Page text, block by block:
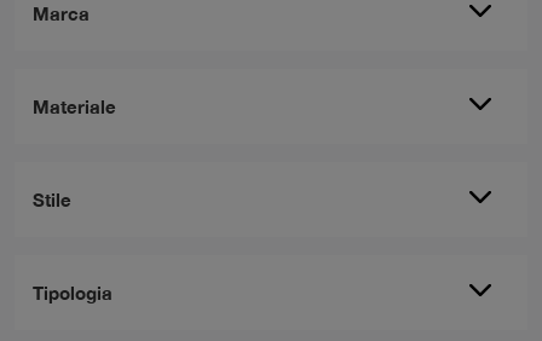
Marca
Materiale
Stile
Tipologia